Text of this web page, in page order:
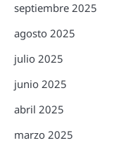
septiembre 2025
agosto 2025
julio 2025
junio 2025
abril 2025
marzo 2025